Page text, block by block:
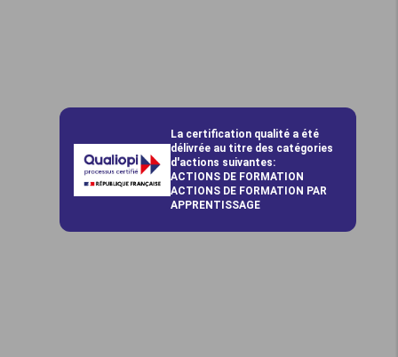
La certification qualité a été
délivrée au titre des catégories
d'actions suivantes:
ACTIONS DE FORMATION
ACTIONS DE FORMATION PAR
APPRENTISSAGE